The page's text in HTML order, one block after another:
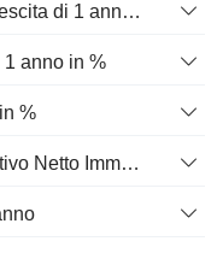
EPS diluito prima dell'Extra, crescita di 1 anno %
anno in %
%
Crescita in % su 1 anno dell'Attivo Netto Immobilizzato Materiale